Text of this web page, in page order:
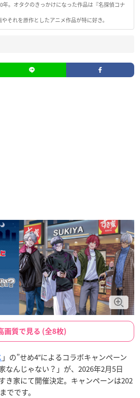
年。オタクのきっかけになった作品は『名探偵コナ
それを原作としたアニメ作品が特に好き。
画質で見る (全8枚)
」の”せめ4″によるコラボキャンペーン
なんじゃない？」が、2026年2月5日
き家にて開催決定。キャンペーンは202
でです。